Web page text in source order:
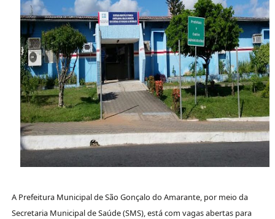
A Prefeitura Municipal de São Gonçalo do Amarante, por meio da
Secretaria Municipal de Saúde (SMS), está com vagas abertas para